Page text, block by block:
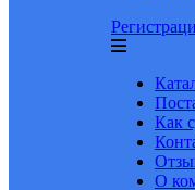
Как
О